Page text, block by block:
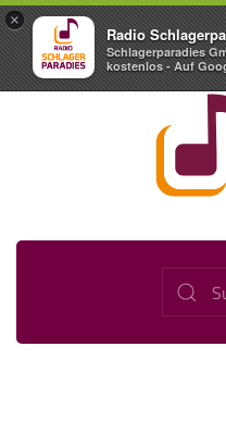
×
Radio
Schlagerparadies
kostenlos - Auf